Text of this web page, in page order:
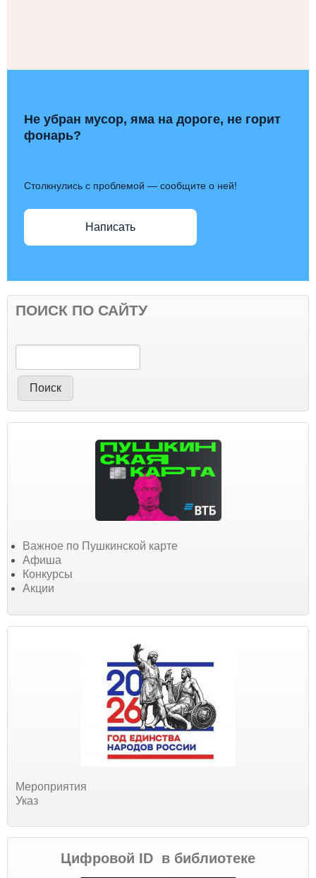
Не убран мусор, яма на дороге, не горит
фонарь?
Столкнулись с проблемой — сообщите о ней!
Написать
ПОИСК ПО САЙТУ
Поиск
Важное по Пушкинской карте
Афиша
Конкурсы
Акции
Мероприятия
Указ
Цифровой ID в библиотеке